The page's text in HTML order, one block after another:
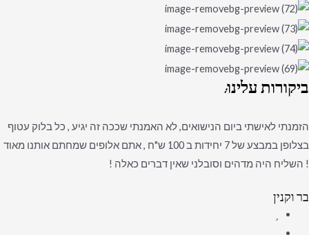
ביקורותעלינו:
הזמנתי לאישתי ביום הנישואים, לא האמנתי שככה זה יגיע , כל בלוק עטוף
בצלופן במבצע של 7 יחידות ב 100 ש"ח , אתם אלופים שמחתם אותנו מאוד
! השליח היה מדהים וסובלני שאין דברים כאלה !
בר וקנין